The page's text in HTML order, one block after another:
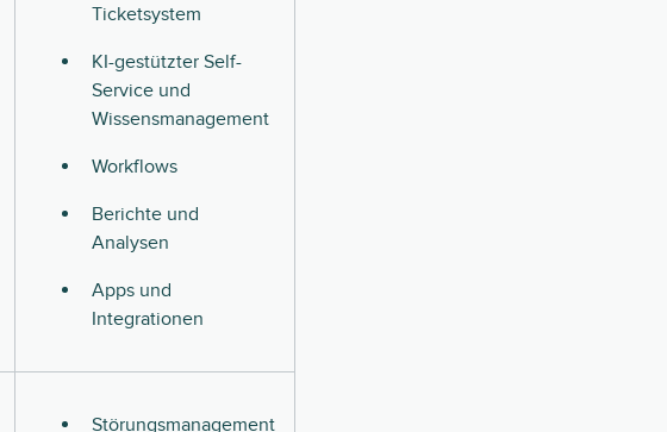
Ticketsystem
KI-gestützter Self-
Service und
Wissensmanagement
Workflows
Berichte und
Analysen
Apps und
Integrationen
Störungsmanagement